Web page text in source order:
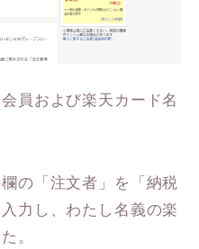
員および楽天カード名
の「注文者」を「納税
力し、わたし名義の楽
。